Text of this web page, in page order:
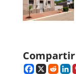
Compartir